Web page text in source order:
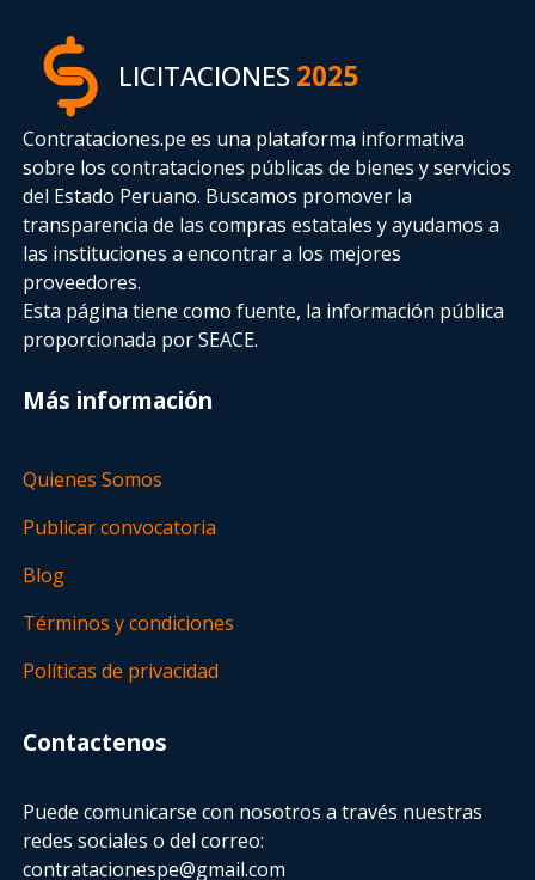
LICITACIONES2025
Contrataciones.pe es una plataforma informativa
sobre los contrataciones públicas de bienes y servicios
del Estado Peruano. Buscamos promover la
transparencia de las compras estatalesy ayudamos a
las instituciones a encontrar a los mejores
proveedores.
Esta página tiene como fuente, la información pública
proporcionada por SEACE.
Más información
Quienes Somos
Publicar convocatoria
Blog
Términos y condiciones
Políticas de privacidad
Contactenos
Puede comunicarse con nosotros a través nuestras
redes sociales o del correo:
contratacionespe@gmail.com